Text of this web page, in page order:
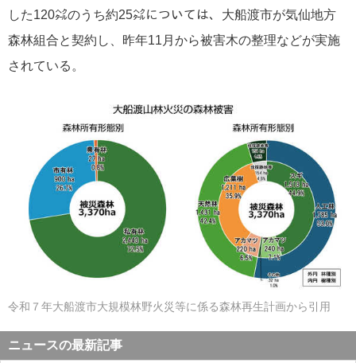
した120㌶のうち約25㌶については、大船渡市が気仙地方
森林組合と契約し、昨年11月から被害木の整理などが実施
されている。
令和７年大船渡市大規模林野火災等に係る森林再生計画から引用
ニュースの最新記事